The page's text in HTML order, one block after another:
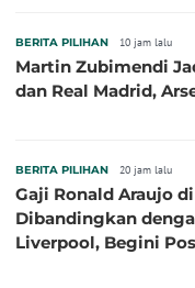
BERITA PILIHAN 10 jam lalu
Martin Zubimendi
dan Real Madrid,
BERITA PILIHAN 20 jam lalu
Gaji Ronald Araujo
Dibandingkan
Liverpool, Begini